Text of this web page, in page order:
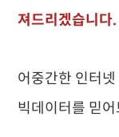
져드리겠습니다.
어중간한 인터
빅데이터를 믿